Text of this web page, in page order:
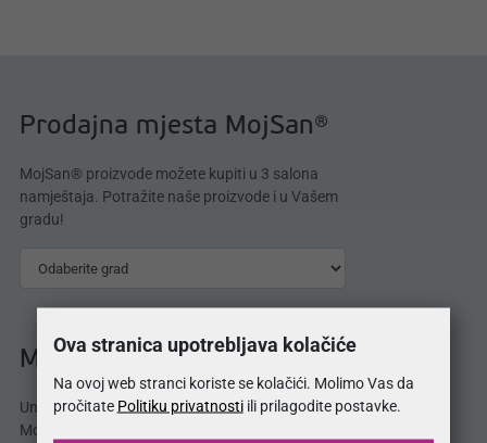
Prodajna mjesta MojSan®
MojSan® proizvode možete kupiti u 3 salona
namještaja. Potražite naše proizvode i u Vašem
gradu!
MojSan® katalog
Unesite svoju e-mail adresu i odmah dobijate
MojSan® katalog proizvoda direktno u svoj inbox.
Ova stranica upotrebljava kolačiće
Na ovoj web stranci koriste se kolačići. Molimo Vas da
pročitate Politiku privatnostiili prilagodite postavke.